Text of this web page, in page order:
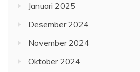
Januari 2025
Desember 2024
November 2024
Oktober 2024